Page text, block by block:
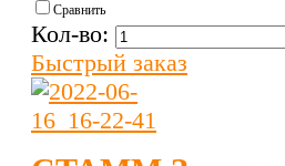
Сравнить
Кол-во:
Быстрый заказ